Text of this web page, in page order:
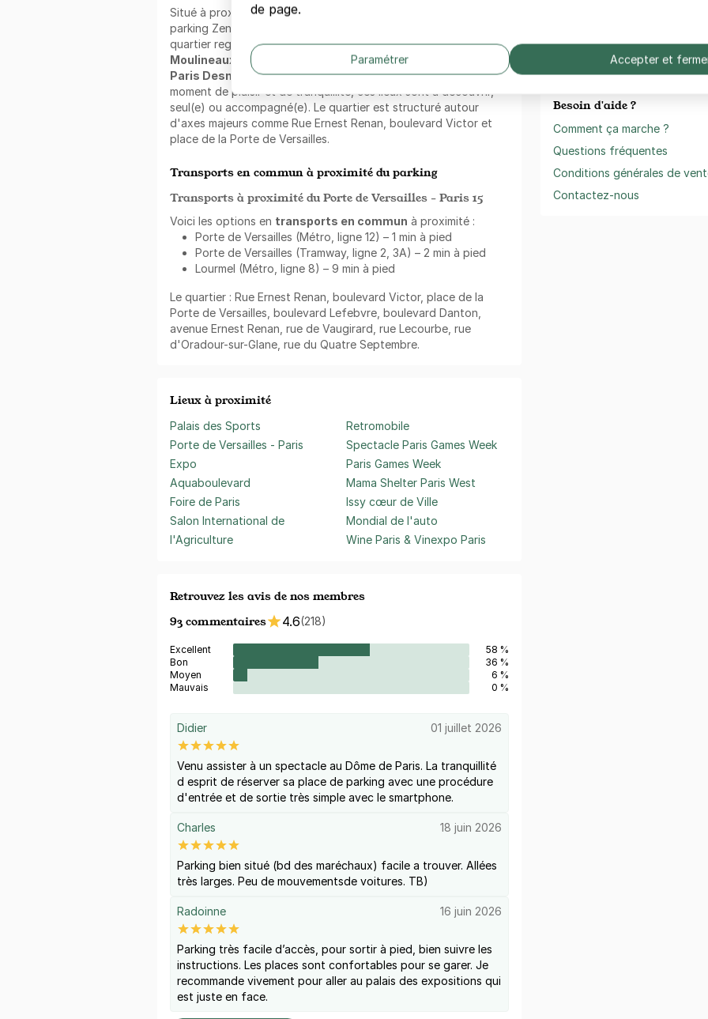
Situé à proximité directe de
parking Zenpark assure un accès aisé à ce point d'intérêt. Le
quartier regorge de sites d'intérêt tels queIssy-les-
Moulineaux Corentin Celton, Parking Aquaboulevard et
Paris Desnouettes, parfaits pour enrichir votre visite. Pour un
moment de plaisir et de tranquillité, ces lieux sont à découvrir,
seul(e) ou accompagné(e). Le quartier est structuré autour
d'axes majeurs comme Rue Ernest Renan, boulevard Victor et
place de la Porte de Versailles.
Transports en commun à proximité du parking
Transports à proximité du Porte de Versailles - Paris 15
Voici les options en transports en commun à proximité :
Porte de Versailles (Métro, ligne 12) – 1 min à pied
Porte de Versailles (Tramway, ligne 2, 3A) – 2 min à pied
Lourmel (Métro, ligne 8) – 9 min à pied
Le quartier : Rue Ernest Renan, boulevard Victor, place de la
Porte de Versailles, boulevard Lefebvre, boulevard Danton,
avenue Ernest Renan, rue de Vaugirard, rue Lecourbe, rue
d'Oradour-sur-Glane, rue du Quatre Septembre.
Lieux à proximité
Palais des Sports
Porte de Versailles - Paris
Expo
Aquaboulevard
Foire de Paris
Salon International de
l'Agriculture
Retromobile
Spectacle Paris Games Week
Paris Games Week
Mama Shelter Paris West
Issy cœur de Ville
Mondial de l'auto
Wine Paris & Vinexpo Paris
Retrouvez les avis de nos membres
93 commentaires
4.6(218)
Excellent
58 %
Bon
36 %
Moyen
6 %
Mauvais
0 %
Didier 01 juillet 2026
Venu assister à un spectacle au Dôme de Paris. La tranquillité
d esprit de réserver sa place de parking avec une procédure
d'entrée et de sortie très simple avec le smartphone.
Charles 18 juin 2026
Parking bien situé (bd des maréchaux) facile a trouver. Allées
très larges. Peu de mouvementsde voitures. TB)
Radoinne 16 juin 2026
Parking très facile d’accès, pour sortir à pied, bien suivre les
instructions. Les places sont confortables pour se garer. Je
recommande vivement pour aller au palais des expositions qui
est juste en face.
Besoin d'aide ?
Comment ça marche ?
Questions fréquentes
Conditions générales de
Contactez-nous
de page.
Paramétrer Accepter et